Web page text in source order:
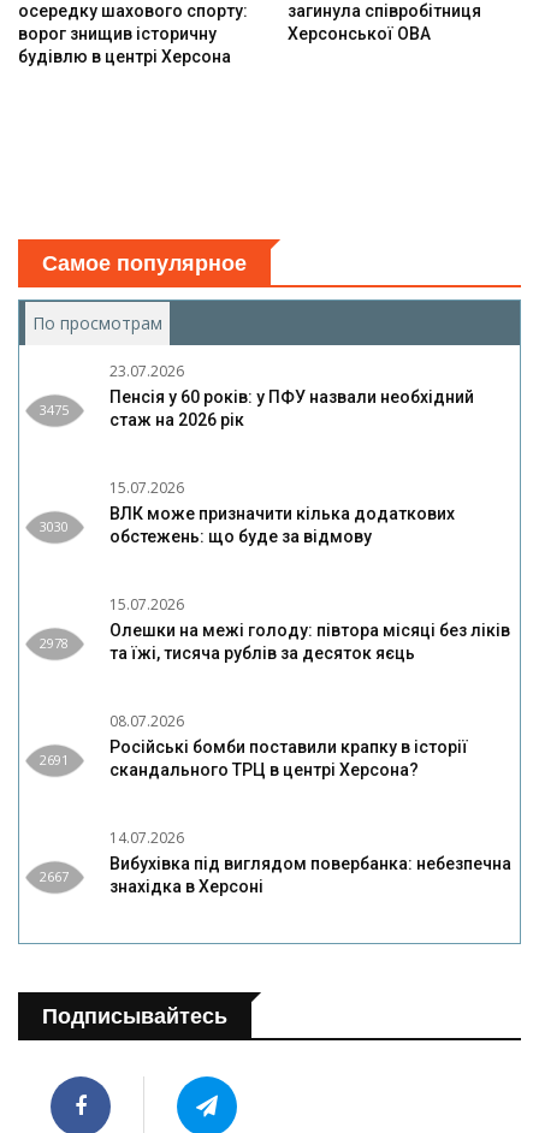
осередку шахового спорту:
ворог знищив історичну
будівлю в центрі Херсона
загинула співробітниця
Херсонської ОВА
Самое популярное
По просмотрам
3475
23.07.2026
Пенсія у 60 років: у ПФУ назвали необхідний
стаж на 2026 рік
3030
15.07.2026
ВЛК може призначити кілька додаткових
обстежень: що буде за відмову
2978
15.07.2026
Олешки на межі голоду: півтора місяці без ліків
та їжі, тисяча рублів за десяток яєць
2691
08.07.2026
Російські бомби поставили крапку в історії
скандального ТРЦ в центрі Херсона?
2667
14.07.2026
Вибухівка під виглядом повербанка: небезпечна
знахідка в Херсоні
Подписывайтесь